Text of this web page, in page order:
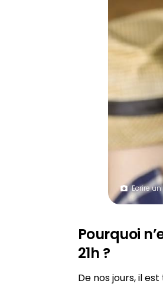
Ecrire
Pourquoi
21h ?
De nos jours, il